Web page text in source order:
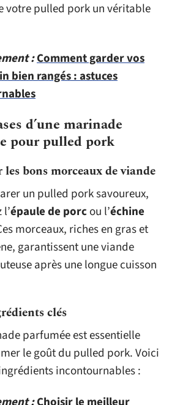
votre pulled pork un véritable
:Comment garder vos
bien rangés : astuces
d’une marinade
pour pulled pork
bons morceaux de viande
un pulled pork savoureux,
épaule de porcou l’échine
morceaux, riches en gras et
garantissent une viande
après une longue cuisson
clés
parfumée est essentielle
le goût du pulled pork. Voici
incontournables :